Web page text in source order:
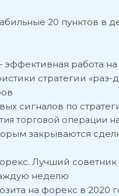
20 пунктов в
эффективная работа
стратегии «раз-
сигналов по
торговой операции
закрываются
Лучший советник
неделю
на форекс в 2020